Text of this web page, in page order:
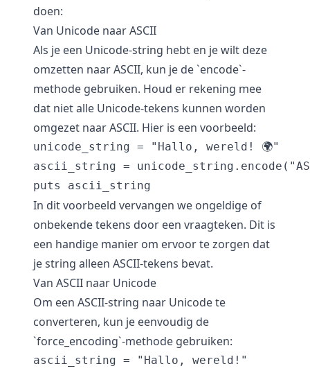
doen:
Van Unicode naar ASCII
Als je een Unicode-string hebt en je wilt deze
omzetten naar ASCII, kun je de `encode`-
methode gebruiken. Houd er rekening mee
dat niet alle Unicode-tekens kunnen worden
omgezet naar ASCII. Hier is een voorbeeld:
unicode_string = "Hallo, wereld! 🌍"
ascii_string =
In dit voorbeeld vervangen we ongeldige of
onbekende tekens door een vraagteken. Dit is
een handige manier om ervoor te zorgen dat
je string alleen ASCII-tekens bevat.
Van ASCII naar Unicode
Om een ASCII-string naar Unicode te
converteren, kun je eenvoudig de
`force_encoding`-methode gebruiken:
ascii_string = "Hallo, wereld!"